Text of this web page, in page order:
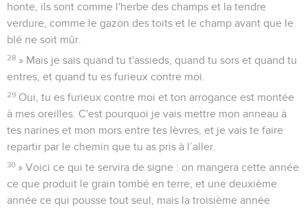
honte, ils sont comme l'herbe des champs et la tendre
verdure, comme le gazon des toits et le champ avant que le
blé ne soit mûr.
28 » Mais je sais quand tu t'assieds, quand tu sors et quand tu
entres, et quand tu es furieux contre moi.
29 Oui, tu es furieux contre moi et ton arrogance est montée
à mes oreilles. C'est pourquoi je vais mettre mon anneau à
tes narines et mon mors entre tes lèvres, et je vais te faire
repartir par le chemin que tu as pris à l’aller.
30 » Voici ce qui te servira de signe : on mangera cette année
ce que produit le grain tombé en terre, et une deuxième
année ce qui pousse tout seul, mais la troisième année